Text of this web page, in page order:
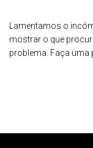
Lamentamos o
mostrar o que
problema. Faça uma